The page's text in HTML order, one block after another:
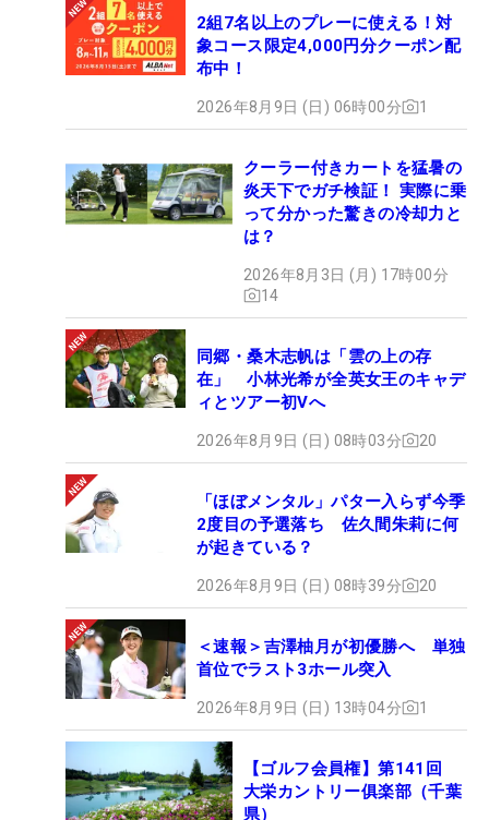
2組7名以上のプレーに使える！対
象コース限定4,000円分クーポン配
布中！
2026年8月9日 (日) 06時00分 1
クーラー付きカートを猛暑の
炎天下でガチ検証！ 実際に乗
って分かった驚きの冷却力と
は？
2026年8月3日 (月) 17時00分
14
同郷・桑木志帆は「雲の上の存
在」 小林光希が全英女王のキャデ
ィとツアー初Vへ
2026年8月9日 (日) 08時03分 20
「ほぼメンタル」パター入らず今季
2度目の予選落ち 佐久間朱莉に何
が起きている？
2026年8月9日 (日) 08時39分 20
＜速報＞吉澤柚月が初優勝へ 単独
首位でラスト3ホール突入
2026年8月9日 (日) 13時04分 1
【ゴルフ会員権】第141回
大栄カントリー俱楽部（千葉
県）